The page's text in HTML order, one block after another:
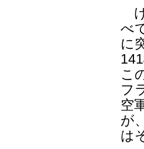
べ
に
こ
フ
空
が
は